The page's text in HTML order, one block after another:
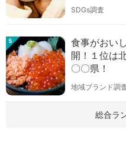
SDGs調査
5
食事がおい
開！１位は
〇〇県！
地域ブランド調
総合ラ